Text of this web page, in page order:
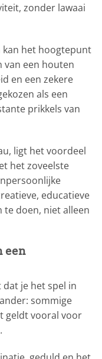
zonder lawaai
kan het hoogtepunt
van een houten
en een zekere
als een
prikkels van
ligt het voordeel
het zoveelste
educatieve
te doen, niet alleen
een
je het spel in
sommige
geldt vooral voor